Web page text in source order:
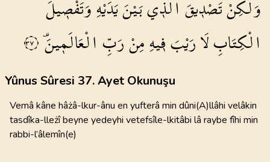
وَلٰكِنْتَصْد۪يقَالَّذ۪يبَيْنَيَدَيْهِوَتَفْص۪يلَ
الْكِتَابِلَارَيْبَف۪يهِمِنْرَبِّالْعَالَم۪ينَ۠ ٣٧
Yûnus Sûresi 37. Ayet Okunuşu
Vemâ kâne hâżâ-lkur-ânu en yufterâ min dûni(A)llâhi velâkin
tasdîka-lleżî beyne yedeyhi vetefsîle-lkitâbi lâ raybe fîhi min
rabbi-l’âlemîn(e)